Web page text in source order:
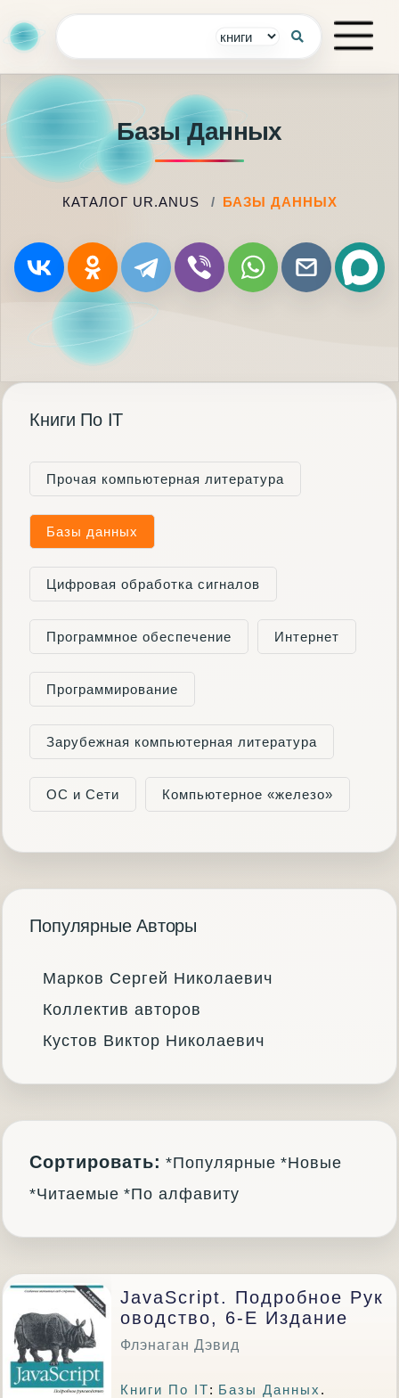
Базы Данных
КАТАЛОГ UR.ANUS БАЗЫ ДАННЫХ
Книги По IT
Прочая компьютерная литература
Базы данных
Цифровая обработка сигналов
Программное обеспечение Интернет
Программирование
Зарубежная компьютерная литература
ОС и Сети Компьютерное «железо»
Популярные Авторы
Марков Сергей Николаевич
Коллектив авторов
Кустов Виктор Николаевич
Сортировать: *Популярные *Новые
*Читаемые *По алфавиту
JavaScript. Подробное Рук
Оводство, 6-Е Издание
Флэнаган Дэвид
Книги По IT: Базы Данных .